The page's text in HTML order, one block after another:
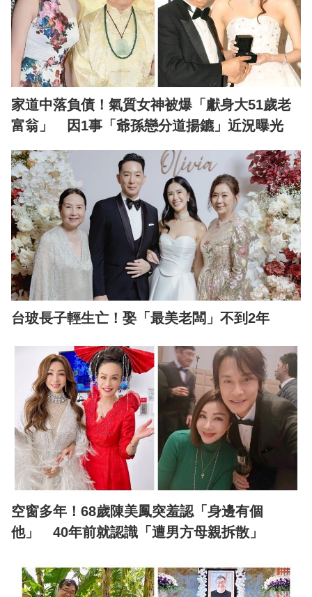
家道中落負債！氣質女神被爆「獻身大51歲老
富翁」 因1事「爺孫戀分道揚鑣」近況曝光
台玻長子輕生亡！娶「最美老闆」不到2年
空窗多年！68歲陳美鳳突羞認「身邊有個
他」 40年前就認識「遭男方母親拆散」